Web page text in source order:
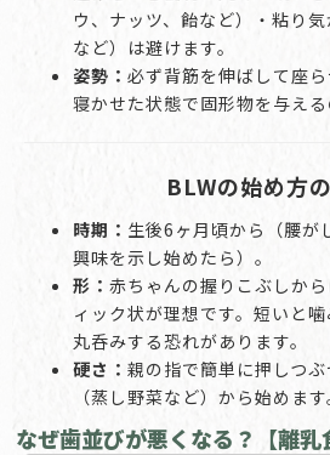
ウ、ナッツ、飴など）・粘り
など）は避けます。
姿勢： 必ず背筋を伸ばして座ら
寝かせた状態で固形物を与える
BLWの始め方
時期： 生後6ヶ月頃から（腰が
興味を示し始めたら）。
形： 赤ちゃんの握りこぶしか
ィック状が理想です。短いと噛
丸呑みする恐れがあります。
硬さ： 親の指で簡単に押しつ
（蒸し野菜など）から始めます
なぜ歯並びが悪くなる？【離乳